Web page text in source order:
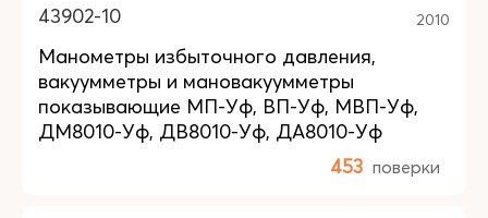
43902-10 2010
Манометры избыточного давления,
вакуумметры и мановакуумметры
показывающие МП-Уф, ВП-Уф, МВП-Уф,
ДМ8010-Уф, ДВ8010-Уф, ДА8010-Уф
453 поверки